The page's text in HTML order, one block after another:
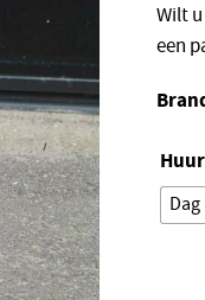
Wilt
een
Dag